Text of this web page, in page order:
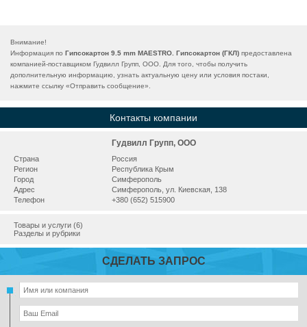
Внимание!
Информация по Гипсокартон 9.5 mm MAESTRO. Гипсокартон (ГКЛ) предоставлена
компанией-поставщиком Гудвилл Групп, ООО. Для того, чтобы получить
дополнительную информацию, узнать актуальную цену или условия постаки,
нажмите ссылку «Отправить сообщение».
Контакты компании
Гудвилл Групп, ООО
Страна
Россия
Регион
Республика Крым
Город
Симферополь
Адрес
Симферополь, ул. Киевская, 138
Телефон
+380 (652) 515900
Товары и услуги (6)
Разделы и рубрики
СДЕЛАТЬ ЗАПРОС